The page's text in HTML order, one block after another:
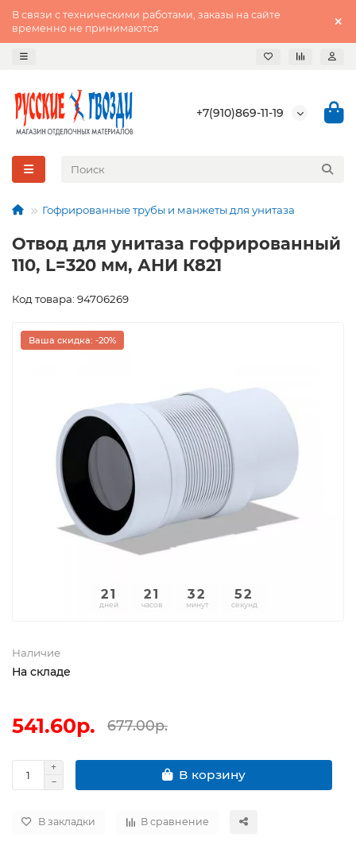
В связи с техническими работами, заказы на сайте
временно не принимаются
+7(910)869-11-19
Гофрированные трубы и манжеты для унитаза
Отвод для унитаза гофрированный
110, L=320 мм, АНИ К821
Код товара: 94706269
Ваша скидка: -20%
21
дней
21
часов
32
минут
52
секунд
Наличие
На складе
541.60р. 677.00р.
В корзину
В закладки В сравнение